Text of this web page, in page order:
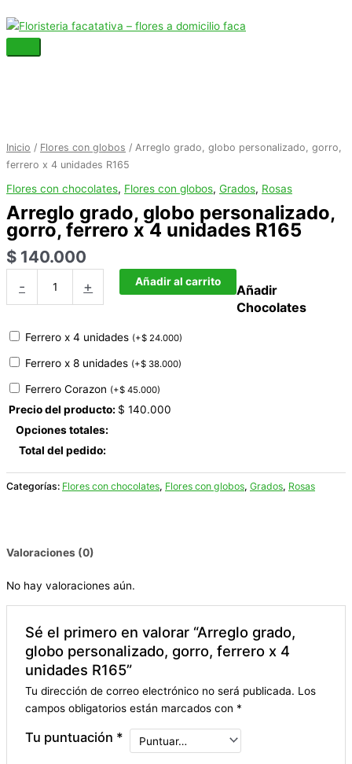
al
contenido
principal
Inicio / Flores con globos / Arreglo grado, globo personalizado, gorro,
ferrero x 4 unidades R165
Flores con chocolates, Flores con globos, Grados, Rosas
Arreglo grado, globo personalizado,
gorro, ferrero x 4 unidades R165
$ 140.000
-
personalizado,
gorro,
x
4
unidades
R165
cantidad
+ Añadir al carrito
Añadir
Chocolates
Ferrero x 4 unidades (+$ 24.000)
Ferrero x 8 unidades (+$ 38.000)
Ferrero Corazon (+$ 45.000)
Precio del producto: $ 140.000
Opciones totales:
Total del pedido:
Categorías: Flores con chocolates, Flores con globos, Grados, Rosas
Valoraciones (0)
No hay valoraciones aún.
Sé el primero en valorar “Arreglo grado,
globo personalizado, gorro, ferrero x 4
unidades R165”
Tu dirección de correo electrónico no será publicada. Los
campos obligatorios están marcados con *
Tu puntuación *